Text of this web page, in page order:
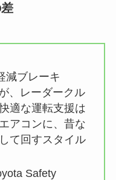
減ブレーキ
、レーダークル
適な運転支援は
アコンに、昔な
て回すスタイル
Safety